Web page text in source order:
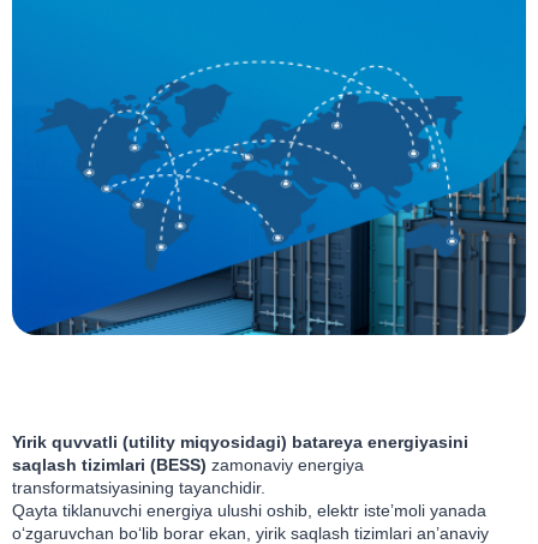
Yirik quvvatli (utility miqyosidagi) batareya energiyasini
saqlash tizimlari (BESS) zamonaviy energiya
transformatsiyasining tayanchidir.
Qayta tiklanuvchi energiya ulushi oshib, elektr isteʼmoli yanada
o‘zgaruvchan bo‘lib borar ekan, yirik saqlash tizimlari anʼanaviy